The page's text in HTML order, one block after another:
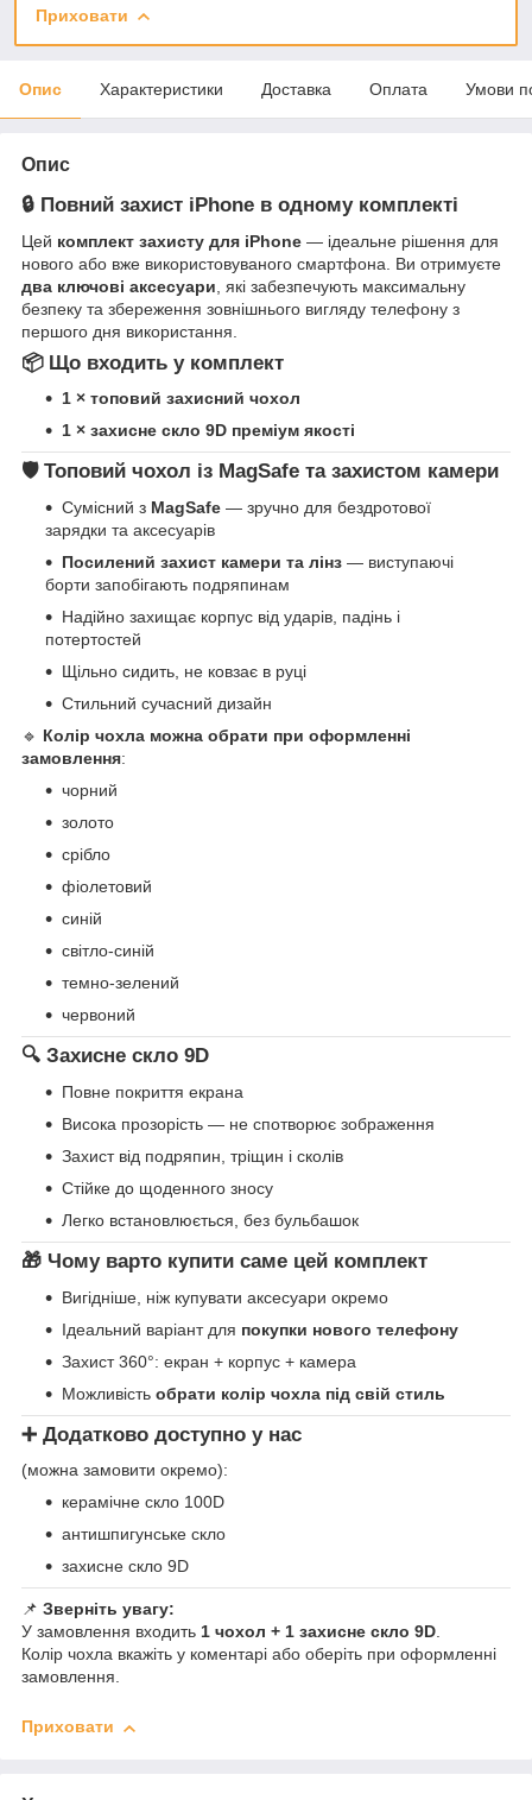
Приховати
Опис Характеристики Доставка Оплата Умови
Опис
🔒 Повний захист iPhone в одному комплекті
Цей комплект захисту для iPhone — ідеальне рішення для
нового або вже використовуваного смартфона. Ви отримуєте
два ключові аксесуари , які забезпечують максимальну
безпеку та збереження зовнішнього вигляду телефону з
першого дня використання.
📦 Що входить у комплект
1 × топовий захисний чохол
1 × захисне скло 9D преміум якості
🛡️ Топовий чохол із MagSafe та захистом камери
Сумісний з MagSafe — зручно для бездротової
зарядки та аксесуарів
Посилений захист камери та лінз — виступаючі
борти запобігають подряпинам
Надійно захищає корпус від ударів, падінь і
потертостей
Щільно сидить, не ковзає в руці
Стильний сучасний дизайн
🔹 Колір чохла можна обрати при оформленні
замовлення:
чорний
золото
срібло
фіолетовий
синій
світло-синій
темно-зелений
червоний
🔍 Захисне скло 9D
Повне покриття екрана
Висока прозорість — не спотворює зображення
Захист від подряпин, тріщин і сколів
Стійке до щоденного зносу
Легко встановлюється, без бульбашок
🎁 Чому варто купити саме цей комплект
Вигідніше, ніж купувати аксесуари окремо
Ідеальний варіант для покупки нового телефону
Захист 360°: екран + корпус + камера
Можливість обрати колір чохла під свій стиль
➕ Додатково доступно у нас
(можна замовити окремо):
керамічне скло 100D
антишпигунське скло
захисне скло 9D
📌 Зверніть увагу:
У замовлення входить 1 чохол + 1 захисне скло 9D.
Колір чохла вкажіть у коментарі або оберіть при оформленні
замовлення.
Приховати